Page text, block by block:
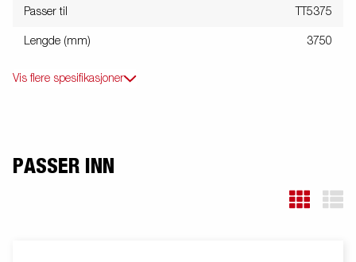
Passer til TT5375
Lengde (mm) 3750
Vis flere spesifikasjoner
PASSER INN